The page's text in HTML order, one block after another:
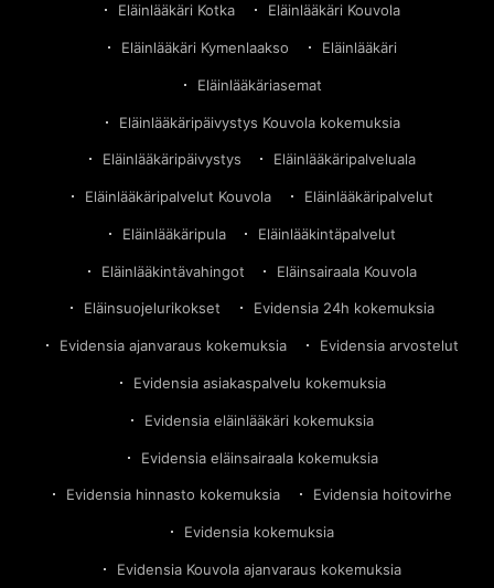
Eläinlääkäri Kotka Eläinlääkäri Kouvola
Eläinlääkäri Kymenlaakso Eläinlääkäri
Eläinlääkäriasemat
Eläinlääkäripäivystys Kouvola kokemuksia
Eläinlääkäripäivystys Eläinlääkäripalveluala
Eläinlääkäripalvelut Kouvola Eläinlääkäripalvelut
Eläinlääkäripula Eläinlääkintäpalvelut
Eläinlääkintävahingot Eläinsairaala Kouvola
Eläinsuojelurikokset Evidensia 24h kokemuksia
Evidensia ajanvaraus kokemuksia Evidensia arvostelut
Evidensia asiakaspalvelu kokemuksia
Evidensia eläinlääkäri kokemuksia
Evidensia eläinsairaala kokemuksia
Evidensia hinnasto kokemuksia Evidensia hoitovirhe
Evidensia kokemuksia
Evidensia Kouvola ajanvaraus kokemuksia